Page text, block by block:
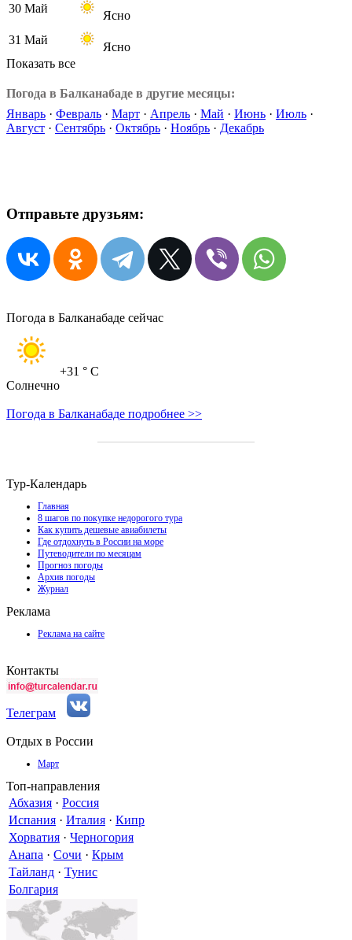
30 Май
Ясно
31 Май
Ясно
Показать все
Погода в Балканабаде в другие месяцы:
Январь · Февраль · Март · Апрель · Май · Июнь · Июль ·
Август · Сентябрь · Октябрь · Ноябрь · Декабрь
Отправьте друзьям:
Погода в Балканабаде сейчас
+31 ° C
Солнечно
Погода в Балканабаде подробнее >>
Тур-Календарь
Главная
8 шагов по покупке недорогого тура
Как купить дешевые авиабилеты
Где отдохнуть в России на море
Путеводители по месяцам
Прогноз погоды
Архив погоды
Журнал
Реклама
Реклама на сайте
Контакты
Телеграм
Отдых в России
Март
Топ-направления
Абхазия · Россия
Испания · Италия · Кипр
Хорватия · Черногория
Анапа · Сочи · Крым
Тайланд · Тунис
Болгария